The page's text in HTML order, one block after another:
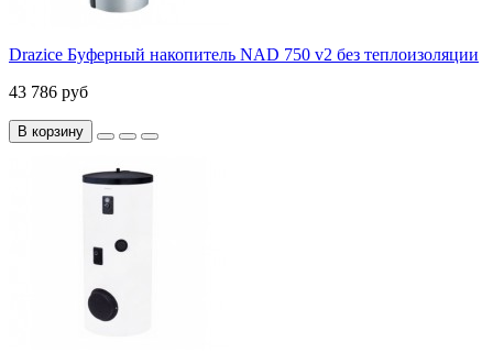
Drazice Буферный накопитель NAD 750 v2 без теплоизоляции
43 786 руб
В корзину